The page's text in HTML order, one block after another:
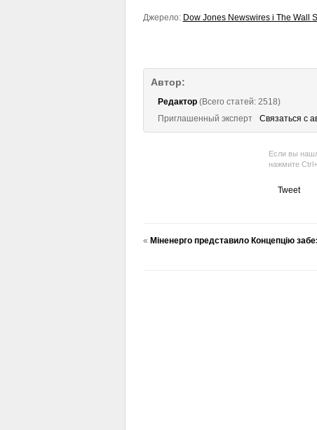
Джерело: Dow Jones Newswires і The Wall
Автор:
Редактор(Всего статей: 2518)
Приглашенный эксперт
Связаться с
Если вы
нажмите
Tweet
« Міненерго представило Концепцію